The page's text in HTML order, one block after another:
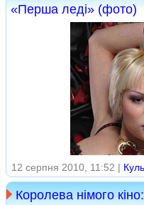
«Перша леді» (фото)
12 серпня 2010, 11:52 |
Королева німого